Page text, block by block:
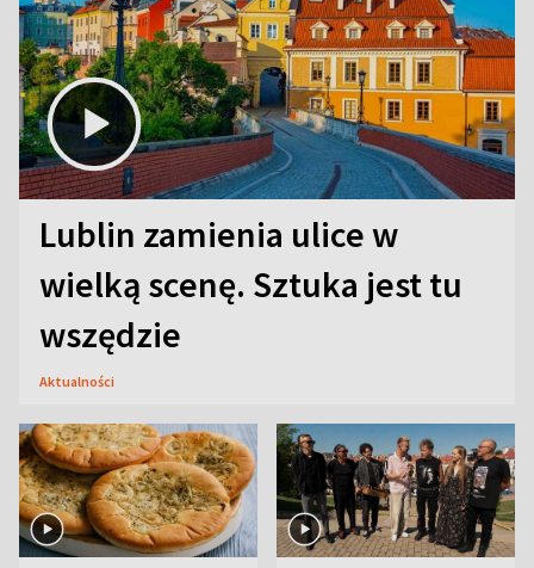
Lublin zamienia ulice w
wielką scenę. Sztuka jest tu
wszędzie
Aktualności